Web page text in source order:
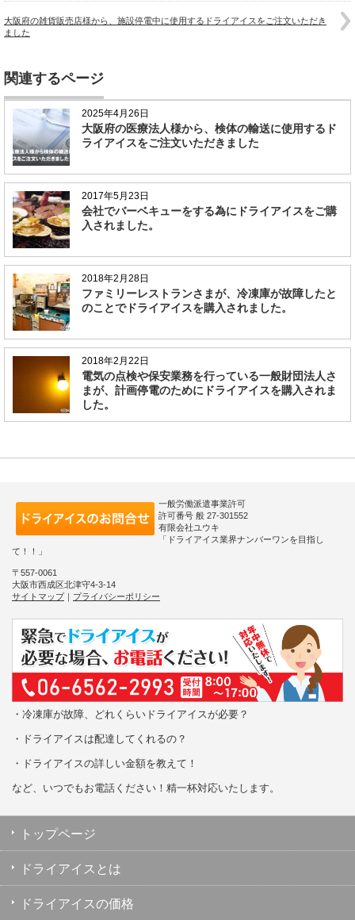
大阪府の雑貨販売店様から、施設停電中に使用するドライアイスをご注文いただき
ました
関連するページ
2025年4月26日
大阪府の医療法人様から、検体の輸送に使用するド
ライアイスをご注文いただきました
2017年5月23日
会社でバーベキューをする為にドライアイスをご購
入されました。
2018年2月28日
ファミリーレストランさまが、冷凍庫が故障したと
のことでドライアイスを購入されました。
2018年2月22日
電気の点検や保安業務を行っている一般財団法人さ
まが、計画停電のためにドライアイスを購入されま
した。
一般労働派遣事業許可
許可番号 般 27-301552
有限会社ユウキ
「ドライアイス業界ナンバーワンを目指し
て！！」
〒557-0061
大阪市西成区北津守4-3-14
サイトマップ｜ プライバシーポリシー
・冷凍庫が故障、どれくらいドライアイスが必要？
・ドライアイスは配達してくれるの？
・ドライアイスの詳しい金額を教えて！
など、いつでもお電話ください！精一杯対応いたします。
トップページ
ドライアイスとは
ドライアイスの価格